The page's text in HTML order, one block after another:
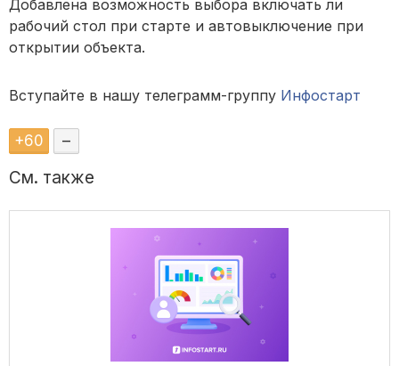
Добавлена возможность выбора включать ли
рабочий стол при старте и автовыключение при
открытии объекта.
Вступайте в нашу телеграмм-группу Инфостарт
+60 –
См. также